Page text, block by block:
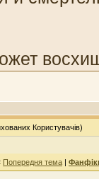
Користувачів)
Попередня тема |